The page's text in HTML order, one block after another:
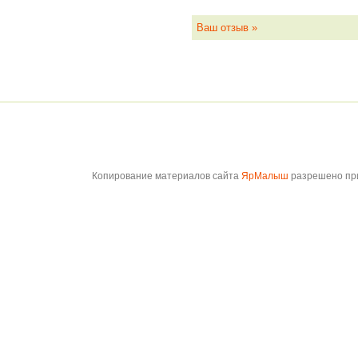
Ваш отзыв »
Копирование материалов сайта ЯрМалыш разрешено